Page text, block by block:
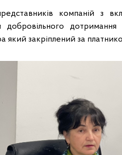
компаній з
дотримання
закріплений за